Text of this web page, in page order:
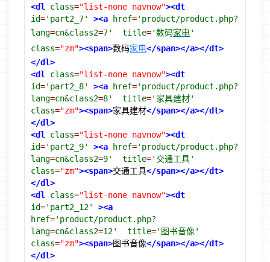
<dl
class="list-none navnow"><dt
id='part2_7' ><a href='product/product.php?
lang=cn&class2=7' title='数码家电'
class="zm"><span>数码家电</span></a></dt>
</dl>
<dl
class="list-none navnow"><dt
id='part2_8' ><a href='product/product.php?
lang=cn&class2=8' title='家具建材'
class="zm"><span>家具建材</span></a></dt>
</dl>
<dl
class="list-none navnow"><dt
id='part2_9' ><a href='product/product.php?
lang=cn&class2=9' title='交通工具'
class="zm"><span>交通工具</span></a></dt>
</dl>
<dl
class="list-none navnow"><dt
id='part2_12'
><a
href='product/product.php?
lang=cn&class2=12' title='图书音像'
class="zm"><span>图书音像</span></a></dt>
</dl>